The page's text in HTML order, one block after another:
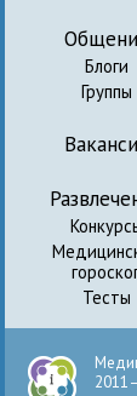
Блоги
Группы
Тесты